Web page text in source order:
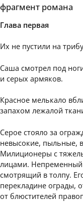
фрагмент романа
Глава первая
Их не пустили на
Саша смотрел под
и серых армяков.
Красное мелькало
запахом лежалой
Серое стояло за
невысокие, пыльные,
Милиционеры с
лицами.
смотрящий в толпу.
перекладине ограды,
от блюстителей